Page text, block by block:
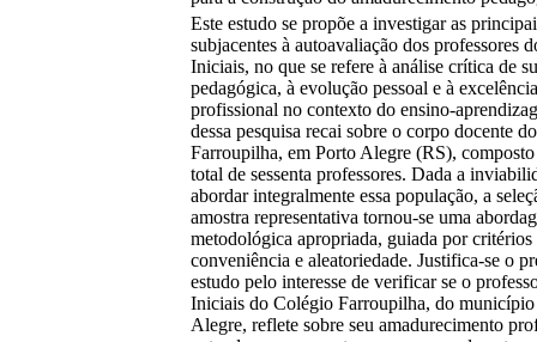
Este estudo se propõe a investigar as
subjacentes à autoavaliação dos professores
Iniciais, no que se refere à análise crítica de
pedagógica, à evolução pessoal e à excelência
profissional no contexto do ensino-
dessa pesquisa recai sobre o corpo docente
Farroupilha, em Porto Alegre (RS),
total de sessenta professores. Dada a
abordar integralmente essa população, a
amostra representativa tornou-se uma
metodológica apropriada, guiada por critérios
conveniência e aleatoriedade. Justifica-se o
estudo pelo interesse de verificar se o
Iniciais do Colégio Farroupilha, do município
Alegre, reflete sobre seu amadurecimento